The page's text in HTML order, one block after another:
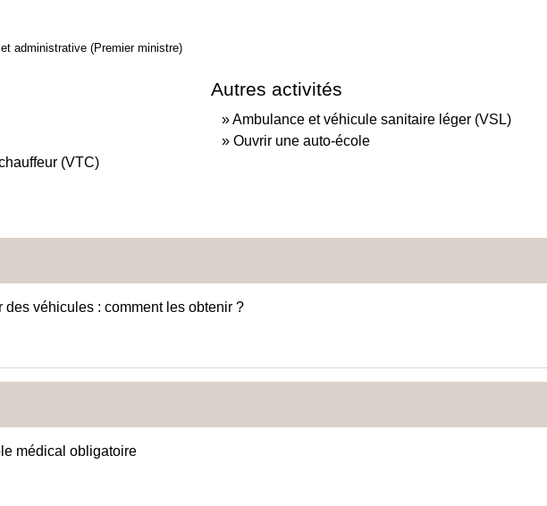
administrative (Premier ministre)
(VTC)
Autres activités
Ambulance et véhicule sanitaire léger (VSL)
Ouvrir une auto-école
véhicules : comment les obtenir ?
médical obligatoire